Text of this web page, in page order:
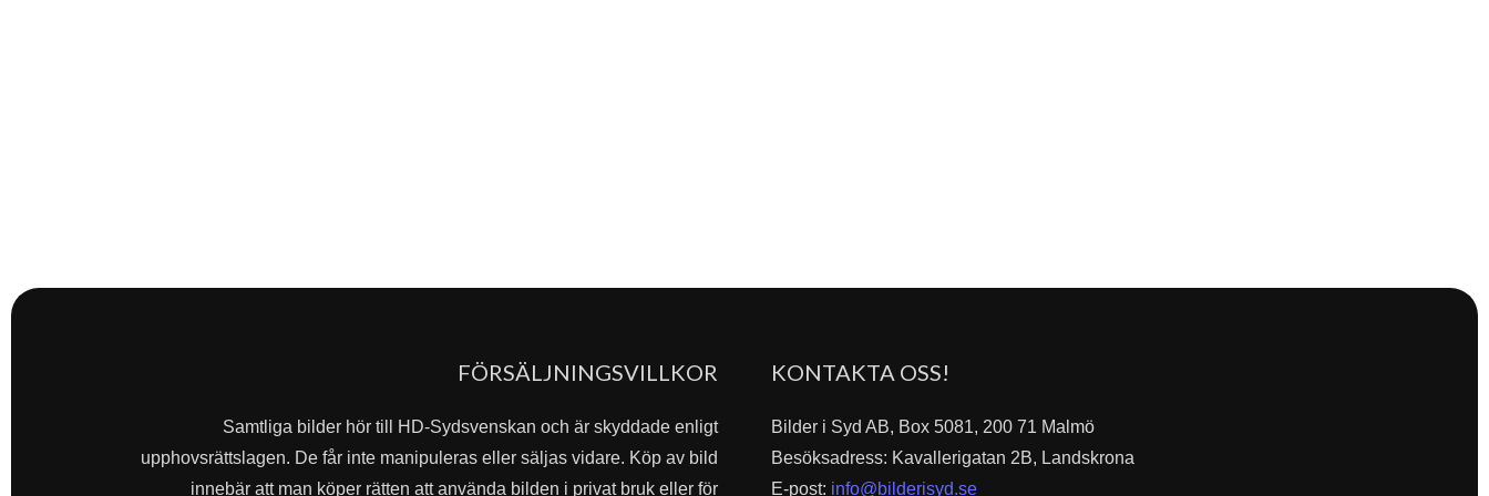
FÖRSÄLJNINGSVILLKOR
Samtliga bilder hör till HD-Sydsvenskan och är skyddade enligt
upphovsrättslagen. De får inte manipuleras eller säljas vidare. Köp av bild
innebär att man köper rätten att använda bilden i privat bruk eller för
KONTAKTA OSS!
Bilder i Syd AB, Box 5081, 200 71 Malmö
Besöksadress: Kavallerigatan 2B, Landskrona
E-post: info@bilderisyd.se